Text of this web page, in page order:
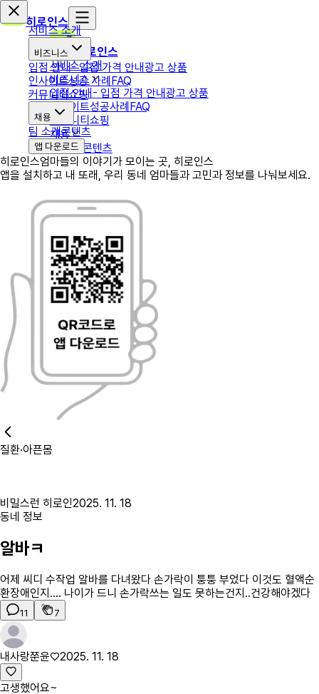
히로인스
히로인스
서비스 소개
비즈니스
입점 안내- 입점 가격 안내광고 상품
인사이트성공사례FAQ
커뮤니티쇼핑
채용
팀 소개 콘텐츠
서비스 소개
비즈니스
입점 안내- 입점 가격 안내광고 상품
인사이트성공 사례FAQ
커뮤니티쇼핑
채용
팀 소개콘텐츠
앱 다운로드
히로인스엄마들의 이야기가 모이는 곳, 히로인스
앱을 설치하고 내 또래, 우리 동네 엄마들과 고민과 정보를 나눠보세요.
질환·아픈몸
비밀스런 히로인2025. 11. 18
동네 정보
알바ㅋ
어제 씨디 수작업 알바를 다녀왔다 손가락이 퉁퉁 부었다 이것도 혈액순
환장애인지.... 나이가 드니 손가락쓰는 일도 못하는건지..건강해야겠다
11 7
내사랑쭌윤♡2025. 11. 18
고생했어요~